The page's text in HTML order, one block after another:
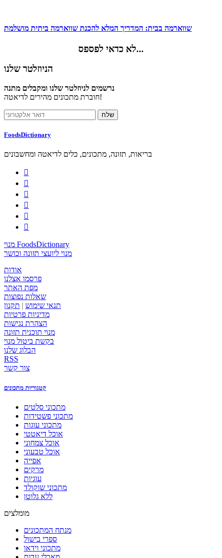
שווארמה בבית: המדריך המלא להכנת שווארמה ביתית מושלמת
לא כדאי לפספס...
הניוזלטר שלנו
נרשמים לניוזלטר שלנו ומקבלים מתנה
חוברת מתכונים מהירים לדיאטה!
FoodsDictionary
בריאות, תזונה, מתכונים, כלים לדיאטה ומחשבונים






מנוי FoodsDictionary
מנוי ליועצי תזונה וכושר
אודות
פרסמו אצלנו
מפת האתר
שאלות נפוצות
תנאי שימוש | תקנון
מדיניות פרטיות
הצהרת נגישות
מנוי תוכנית תזונה
בקשת ביטול מנוי
הבלוג שלנו
RSS
צור קשר
קטגוריות מתכונים
מתכוני סלטים
מתכוני פשטידות
מתכוני עוגות
אוכל דיאטטי
אוכל צמחוני
אוכל טבעוני
אפייה
מרקים
עוגיות
מתכוני שוקולד
ללא גלוטן
מומלצים
מנתח המתכונים
ספרי בישול
מתכוני וידאו